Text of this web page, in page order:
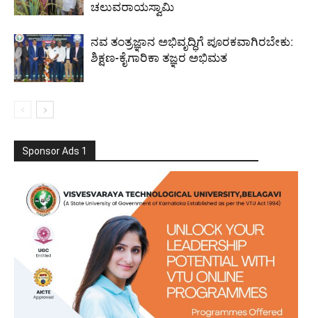
ಚಲುವರಾಯಸ್ವಾಮಿ
ನವ ತಂತ್ರಜ್ಞಾನ ಅಭಿವೃದ್ಧಿಗೆ ಪೂರಕವಾಗಿರಬೇಕು:
ಶಿಕ್ಷಣ-ಕೈಗಾರಿಕಾ ತಜ್ಞರ ಅಭಿಮತ
Sponsor Ads 1